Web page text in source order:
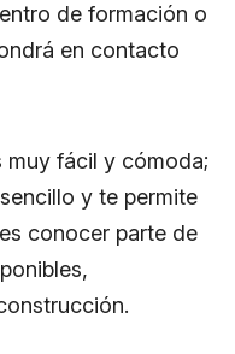
de formación o
en contacto
muy fácil y cómoda;
y te permite
conocer parte de